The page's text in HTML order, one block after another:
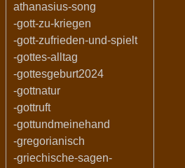
athanasius-song
-gott-zu-kriegen
-gott-zufrieden-und-spielt
-gottes-alltag
-gottesgeburt2024
-gottnatur
-gottruft
-gottundmeinehand
-gregorianisch
-griechische-sagen-